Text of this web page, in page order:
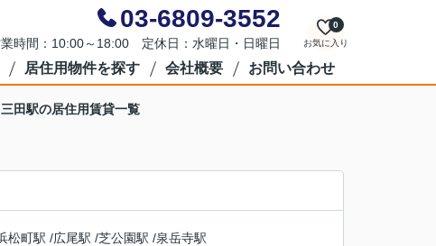
03-6809-3552
時間：10:00～18:00 定休日：水曜日・日曜日 お気に入り
0
居住用物件を探す 会社概要 お問い合わせ
田駅の居住用賃貸一覧
松町駅 /広尾駅 /芝公園駅 /泉岳寺駅